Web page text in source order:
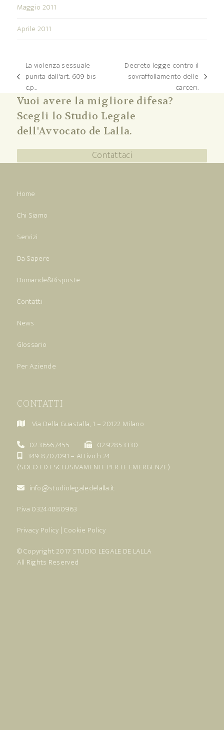
Maggio 2011
Aprile 2011
post
precedente:
La violenza sessuale
punita dall'art. 609 bis
c.p..
articolo
Decreto legge contro il
sovraffollamento delle
carceri.
Vuoi avere la migliore difesa?
Scegli lo Studio Legale
dell'Avvocato de Lalla.
Contattaci
Home
Chi Siamo
Servizi
Da Sapere
Domande&Risposte
Contatti
News
Glossario
Per Aziende
CONTATTI
Via Della Guastalla, 1 – 20122 Milano
02.36567455
02.92853330
349 8707091 – Attivo h 24
(SOLO ED ESCLUSIVAMENTE PER LE EMERGENZE)
info@studiolegaledelalla.it
P.iva 03244880963
Privacy Policy | Cookie Policy
© Copyright 2017 STUDIO LEGALE DE LALLA
All Rights Reserved